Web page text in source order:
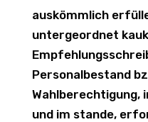
auskömmlich
untergeordnet
Personalbestand
Wahlberechtigung,
und im stande,